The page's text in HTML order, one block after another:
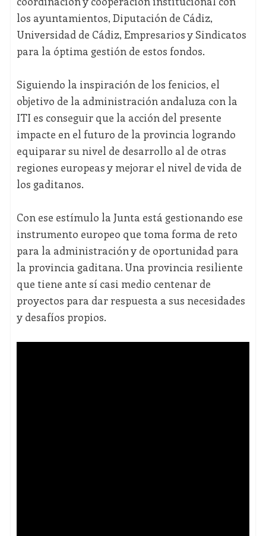
los ayuntamientos, Diputación de Cádiz,
Universidad de Cádiz, Empresarios y Sindicatos
para la óptima gestión de estos fondos.
Siguiendo la inspiración de los fenicios, el
objetivo de la administración andaluza con la
ITI es conseguir que la acción del presente
impacte en el futuro de la provincia logrando
equiparar su nivel de desarrollo al de otras
regiones europeas y mejorar el nivel de vida de
los gaditanos.
Con ese estímulo la Junta está gestionando ese
instrumento europeo que toma forma de reto
para la administración y de oportunidad para
la provincia gaditana. Una provincia resiliente
que tiene ante sí casi medio centenar de
proyectos para dar respuesta a sus necesidades
y desafíos propios.